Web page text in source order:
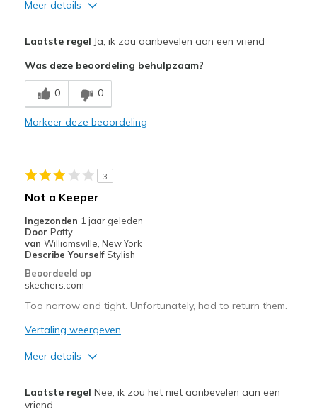
Meer details
Breathe Well
Comfortable
Casual Wear
Width
Feels true to width
Sizing
Feels true to size
View On Shoes
Laatste regel Ja, ik zou aanbevelen aan een vriend
Was deze beoordeling behulpzaam?
0 0
Markeer deze beoordeling
3
Not a Keeper
Ingezonden 1 jaar geleden
Door Patty
van Williamsville, New York
Describe Yourself Stylish
Beoordeeld op
skechers.com
Too narrow and tight. Unfortunately, had to return them.
Vertaling weergeven
Meer details
Stylish
Laatste regel Nee, ik zou het niet aanbevelen aan een
vriend